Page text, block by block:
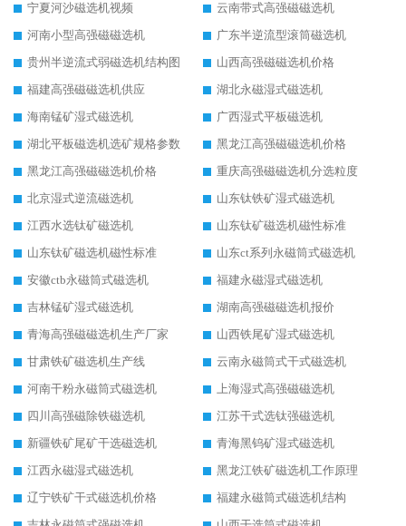
宁夏河沙磁选机视频
云南带式高强磁磁选机
河南小型高强磁磁选机
广东半逆流型滚筒磁选机
贵州半逆流式弱磁选机结构图
山西高强磁磁选机价格
福建高强磁磁选机供应
湖北永磁湿式磁选机
海南锰矿湿式磁选机
广西湿式平板磁选机
湖北平板磁选机选矿规格参数
黑龙江高强磁磁选机价格
黑龙江高强磁磁选机价格
重庆高强磁磁选机分选粒度
北京湿式逆流磁选机
山东钛铁矿湿式磁选机
江西水选钛矿磁选机
山东钛矿磁选机磁性标准
山东钛矿磁选机磁性标准
山东ct系列永磁筒式磁选机
安徽ctb永磁筒式磁选机
福建永磁湿式磁选机
吉林锰矿湿式磁选机
湖南高强磁磁选机报价
青海高强磁磁选机生产厂家
山西铁尾矿湿式磁选机
甘肃铁矿磁选机生产线
云南永磁筒式干式磁选机
河南干粉永磁筒式磁选机
上海湿式高强磁磁选机
四川高强磁除铁磁选机
江苏干式选钛强磁选机
新疆铁矿尾矿干选磁选机
青海黑钨矿湿式磁选机
江西永磁湿式磁选机
黑龙江铁矿磁选机工作原理
辽宁铁矿干式磁选机价格
福建永磁筒式磁选机结构